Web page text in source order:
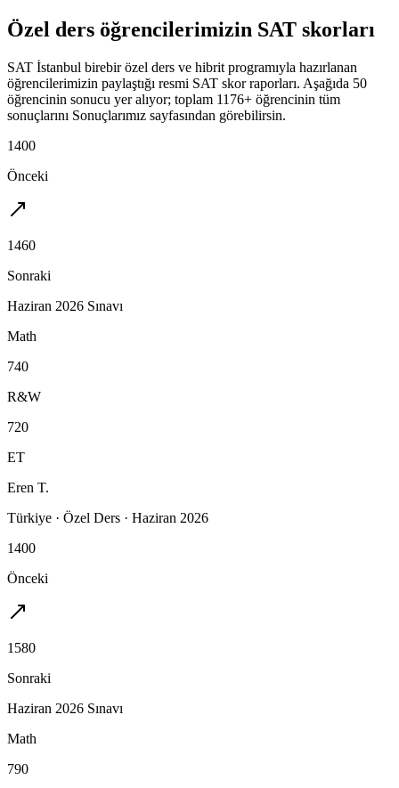
Özel ders öğrencilerimizin SAT skorları
SAT İstanbul birebir özel ders ve hibrit programıyla hazırlanan
öğrencilerimizin paylaştığı resmi SAT skor raporları. Aşağıda 50
öğrencinin sonucu yer alıyor; toplam 1176+ öğrencinin tüm
sonuçlarını Sonuçlarımız sayfasından görebilirsin.
1400
Önceki
1460
Sonraki
Haziran 2026 Sınavı
Math
740
R&W
720
ET
Eren T.
Türkiye · Özel Ders · Haziran 2026
1400
Önceki
1580
Sonraki
Haziran 2026 Sınavı
Math
790